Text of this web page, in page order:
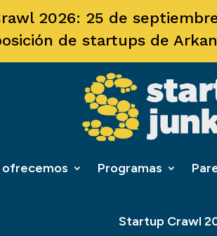
2026: 25 de
de startups de
ofrecemos Programas
Startup Crawl